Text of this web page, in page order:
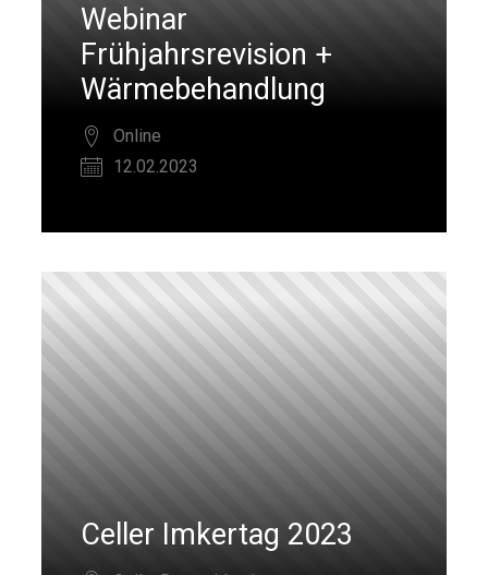
Webinar
Frühjahrsrevision +
Wärmebehandlung
Online
12.02.2023
Celler Imkertag 2023